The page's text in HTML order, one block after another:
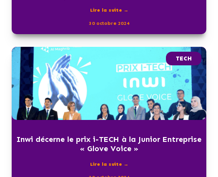
Lire la suite →
30 octobre 2024
TECH
Inwi décerne le prix i-TECH à la Junior Entreprise
« Glove Voice »
Lire la suite →